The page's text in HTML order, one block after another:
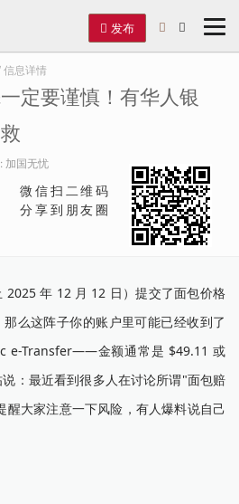
发布
信息详情
定要谨慎！有华人银
加国无忧
微信扫二维码
分享到朋友圈
2025 年 12 月 12 日）提交了面包价格
么这阵子你的账户里可能已经收到了
e-Transfer——金额通常是 $49.11 或
：最近看到很多人在讨论所谓"面包赔
醒大家注意一下风险，有人爆料说自己